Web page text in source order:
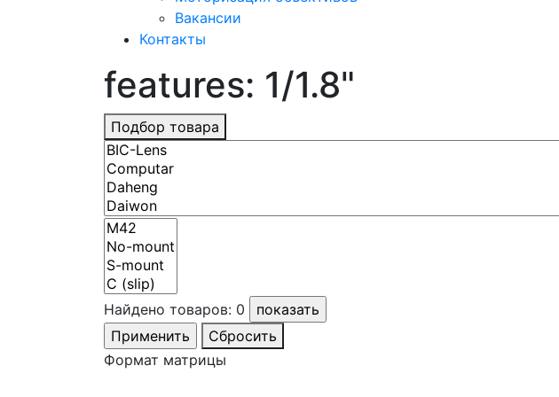
Вакансии
Контакты
features: 1/1.8"
Подбор товара
Найдено товаров: 0
Сбросить
Формат матрицы